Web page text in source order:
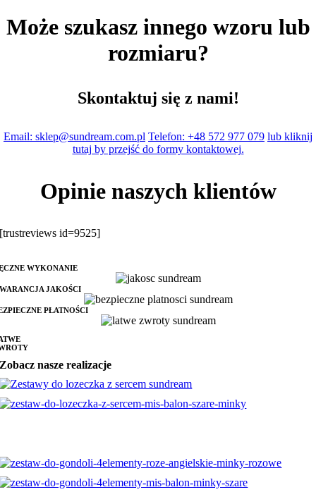
Może szukasz innego wzoru lub
rozmiaru?
Skontaktuj się z nami!
Email: sklep@sundream.com.pl Telefon: +48 572 977 079 lub kliknij
tutaj by przejść do formy kontaktowej.
Opinie naszych klientów
[trustreviews id=9525]
WYKONANIE
JAKOŚCI
PŁATNOŚCI
Zobacz nasze realizacje